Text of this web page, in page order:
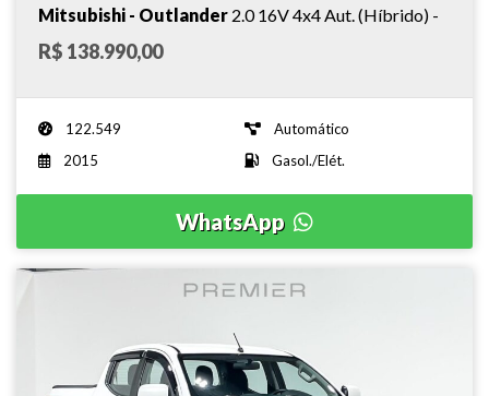
Mitsubishi - Outlander 2.0 16V 4x4 Aut. (Híbrido) -
2015
R$ 138.990,00
122.549
Automático
2015
Gasol./Elét.
WhatsApp